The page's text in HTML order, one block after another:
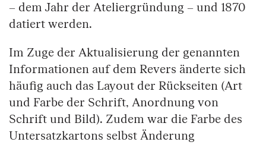
– dem Jahr der Ateliergründung – und 1870
datiert werden.
Im Zuge der Aktualisierung der genannten
Informationen auf dem Revers änderte sich
häufig auch das Layout der Rückseiten (Art
und Farbe der Schrift, Anordnung von
Schrift und Bild). Zudem war die Farbe des
Untersatzkartons selbst Änderung